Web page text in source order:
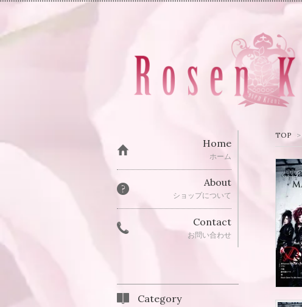
TOP >
Home
ホーム
About
ショップについて
Contact
お問い合わせ
Category